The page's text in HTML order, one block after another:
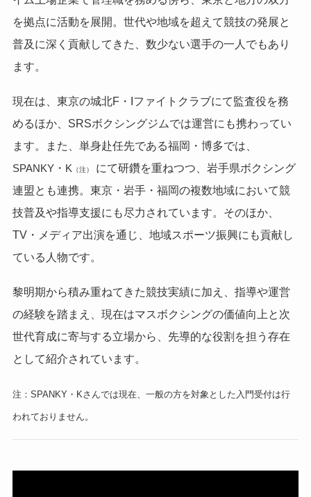
を拠点に活動を展開。世代や地域を超えて競技の発展と
普及に深く貢献してきた、数少ない選手の一人でもあり
ます。
現在は、東京の城北F・Iファイトクラブにて監査役を務
めるほか、SRSボクシングジムでは運営にも携わってい
ます。また、単身赴任先である福岡・博多では、
SPANKY・ K （注）
にて研鑽を重ねつつ、岩手県ボクシング
連盟とも連携。東京・岩手・福岡の複数地域において競
技普及や指導支援にも尽力されています。そのほか、
TV・メディア出演を通じ、地域スポーツ振興にも貢献し
ている人物です。
黎明期から積み重ねてきた競技実績に加え、指導や運営
の経験を踏まえ、現在はマスボクシングの価値向上と次
世代育成に寄与する立場から、先導的な役割を担う存在
として紹介されています。
注：SPANKY・Kさんでは現在、一般の方を対象とした入門受付は行
われておりません。